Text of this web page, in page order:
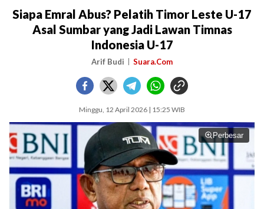
Siapa Emral Abus? Pelatih Timor Leste U-17
Asal Sumbar yang Jadi Lawan Timnas
Indonesia U-17
Arif Budi Suara.Com
Minggu, 12 April 2026 | 15:25 WIB
Perbesar